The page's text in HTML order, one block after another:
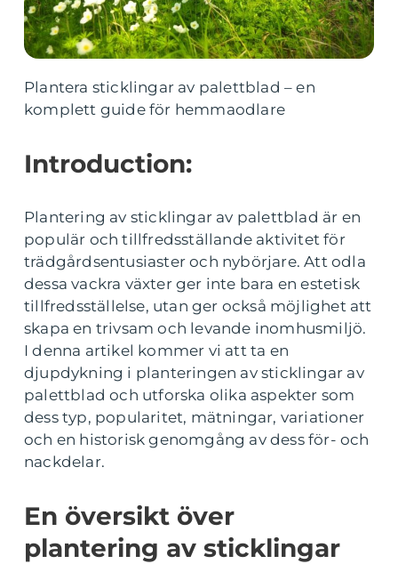
Plantera sticklingar av palettblad – en
komplett guide för hemmaodlare
Introduction:
Plantering av sticklingar av palettblad är en
populär och tillfredsställande aktivitet för
trädgårdsentusiaster och nybörjare. Att odla
dessa vackra växter ger inte bara en estetisk
tillfredsställelse, utan ger också möjlighet att
skapa en trivsam och levande inomhusmiljö.
I denna artikel kommer vi att ta en
djupdykning i planteringen av sticklingar av
palettblad och utforska olika aspekter som
dess typ, popularitet, mätningar, variationer
och en historisk genomgång av dess för- och
nackdelar.
En översikt över
plantering av sticklingar